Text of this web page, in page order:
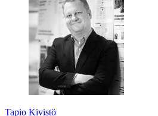
Tapio Kivistö